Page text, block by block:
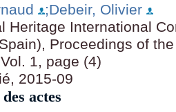
;Debeir, Olivier
Heritage International
Proceedings of
1, page (4)
2015-09
actes